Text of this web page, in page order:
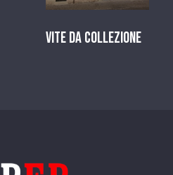
Vite da Collezione